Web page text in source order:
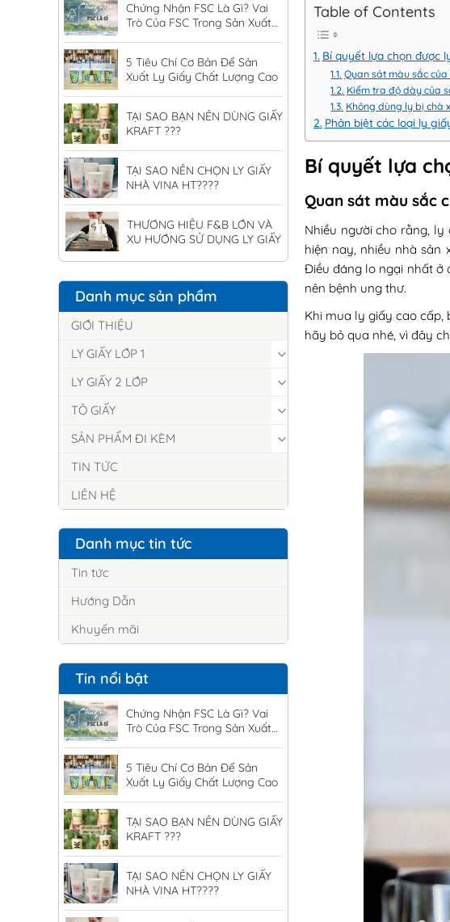
Chứng Nhận FSC Là Gì? Vai
Trò Của FSC Trong Sản Xuất
5 Tiêu Chí Cơ Bản Để Sản
Xuất Ly Giấy Chất Lượng Cao
TẠI SAO BẠN NÊN DÙNG GIẤY
KRAFT ???
TẠI SAO NÊN CHỌN LY GIẤY
NHÀ VINA HT????
THƯƠNG HIỆU F&B LỚN VÀ
XU HƯỚNG SỬ DỤNG LY GIẤY
Danh mục sản phẩm
GIỚI THIỆU
LY GIẤY LỚP 1
LY GIẤY 2 LỚP
TÔ GIẤY
SẢN PHẨM ĐI KÈM
TIN TỨC
LIÊN HỆ
Danh mục tin tức
Tin tức
Hướng Dẫn
Khuyến mãi
Tin nổi bật
Chứng Nhận FSC Là Gì? Vai
Trò Của FSC Trong Sản Xuất
5 Tiêu Chí Cơ Bản Để Sản
Xuất Ly Giấy Chất Lượng Cao
TẠI SAO BẠN NÊN DÙNG GIẤY
KRAFT ???
TẠI SAO NÊN CHỌN LY GIẤY
NHÀ VINA HT????
Table of Contents
Bí quyết lựa chọn được
Quan sát màu sắc
Kiểm tra độ dày của
Không dùng ly bị chà
Phân biệt các loại ly
Bí quyết lựa
Quan sát màu sắc
Nhiều người cho rằng,
hiện nay, nhiều nhà
Điều đáng lo ngại nhất ở
nên bệnh ung thư.
Khi mua ly giấy cao cấp,
hãy bỏ qua nhé, vì đây